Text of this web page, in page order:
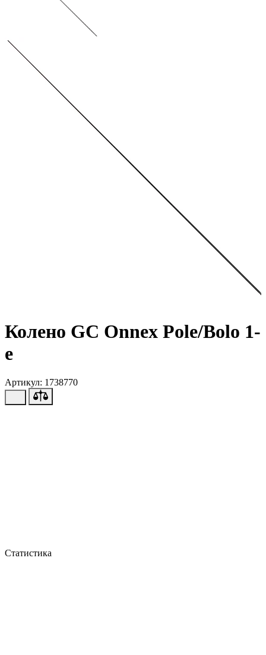
Колено GC Onnex Pole/Bolo 1-
е
Артикул: 1738770
Статистика